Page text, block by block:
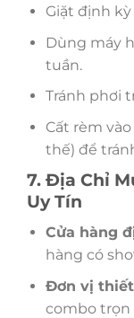
Giặt định
Dùng máy
tuần.
Tránh phơi
Cất rèm
thế) để
7. Địa Chỉ
Uy Tín
Cửa hàng
hàng có
Đơn vị
combo trọn